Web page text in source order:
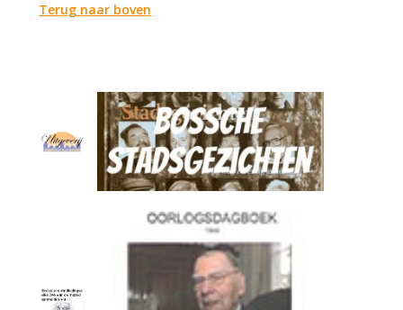
Terug naar boven